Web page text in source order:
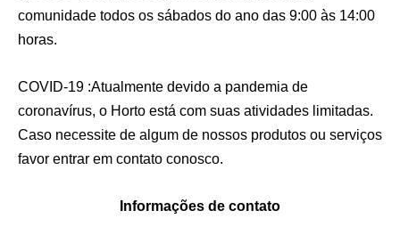
comunidade todos os sábados do ano das 9:00 às 14:00
horas.
COVID-19 :Atualmente devido a pandemia de
coronavírus, o Horto está com suas atividades limitadas.
Caso necessite de algum de nossos produtos ou serviços
favor entrar em contato conosco.
Informações de contato